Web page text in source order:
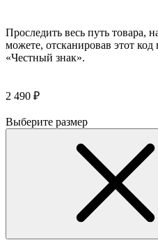
Проследить весь путь товара,
можете, отсканировав этот
«Честный знак».
2 490 ₽
Выберите размер